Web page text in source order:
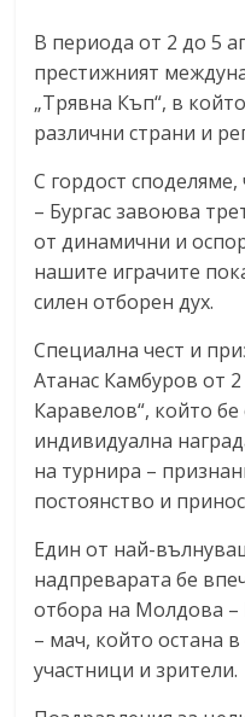
В периода от 2 до 5
престижният
„Трявна Къп“, в
различни страни и
С гордост
– Бургас завоюва
от динамични и
нашите играчите
силен отборен дух.
Специална чест и
Атанас Камбуров от
Каравелов“, който
индивидуална
на турнира –
постоянство и
Един от най-
надпреварата бе
отбора на Молдова –
– мач, който остана
участници и зрители.